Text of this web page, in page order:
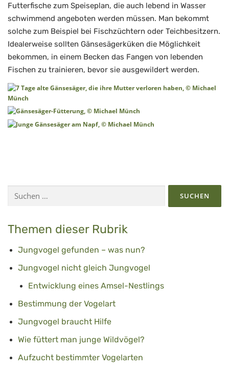
Futterfische zum Speiseplan, die auch lebend in Wasser
schwimmend angeboten werden müssen. Man bekommt
solche zum Beispiel bei Fischzüchtern oder Teichbesitzern.
Idealerweise sollten Gänsesägerküken die Möglichkeit
bekommen, in einem Becken das Fangen von lebenden
Fischen zu trainieren, bevor sie ausgewildert werden.
nach:
Themen dieser Rubrik
Jungvogel gefunden – was nun?
Jungvogel nicht gleich Jungvogel
Entwicklung eines Amsel-Nestlings
Bestimmung der Vogelart
Jungvogel braucht Hilfe
Wie füttert man junge Wildvögel?
Aufzucht bestimmter Vogelarten